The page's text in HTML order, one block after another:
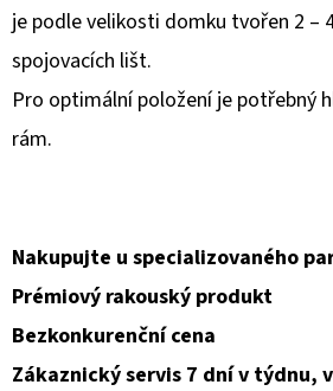
je podle velikosti domku tvořen 2 –
spojovacích lišt.
Pro optimální položení je potřebný
rám.
Nakupujte u specializovaného
Prémiový rakouský produkt
Bezkonkurenční cena
Zákaznický servis 7 dní v týdnu,
HLEDAT
O
P
O
R
U